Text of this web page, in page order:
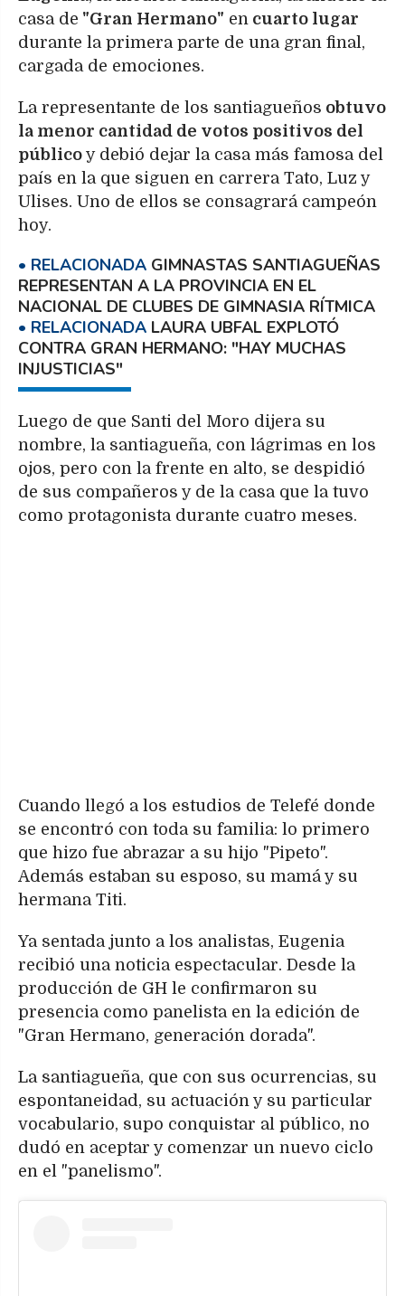
casa de "Gran Hermano" en cuarto lugar
durante la primera parte de una gran final,
cargada de emociones.
La representante de los santiagueños obtuvo
la menor cantidad de votos positivos del
público y debió dejar la casa más famosa del
país en la que siguen en carrera Tato, Luz y
Ulises. Uno de ellos se consagrará campeón
hoy.
GIMNASTAS SANTIAGUEÑAS
REPRESENTAN A LA PROVINCIA EN EL
NACIONAL DE CLUBES DE GIMNASIA RÍTMICA
LAURA UBFAL EXPLOTÓ
CONTRA GRAN HERMANO: "HAY MUCHAS
INJUSTICIAS"
Luego de que Santi del Moro dijera su
nombre, la santiagueña, con lágrimas en los
ojos, pero con la frente en alto, se despidió
de sus compañeros y de la casa que la tuvo
como protagonista durante cuatro meses.
Cuando llegó a los estudios de Telefé donde
se encontró con toda su familia: lo primero
que hizo fue abrazar a su hijo "Pipeto".
Además estaban su esposo, su mamá y su
hermana Titi.
Ya sentada junto a los analistas, Eugenia
recibió una noticia espectacular. Desde la
producción de GH le confirmaron su
presencia como panelista en la edición de
"Gran Hermano, generación dorada".
La santiagueña, que con sus ocurrencias, su
espontaneidad, su actuación y su particular
vocabulario, supo conquistar al público, no
dudó en aceptar y comenzar un nuevo ciclo
en el "panelismo".